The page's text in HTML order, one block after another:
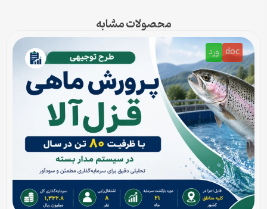
محصولات مشابه
doc ورد